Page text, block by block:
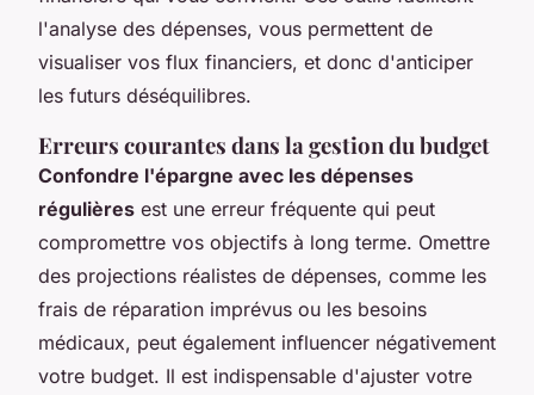
l'analyse des dépenses, vous permettent de
visualiser vos flux financiers, et donc d'anticiper
les futurs déséquilibres.
Erreurs courantes dans la gestion du budget
Confondre l'épargne avec les dépenses
régulières est une erreur fréquente qui peut
compromettre vos objectifs à long terme. Omettre
des projections réalistes de dépenses, comme les
frais de réparation imprévus ou les besoins
médicaux, peut également influencer négativement
votre budget. Il est indispensable d'ajuster votre